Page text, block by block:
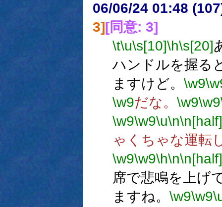
06/06/24 01:48
3][同意: 3]
\t\u\s[10]\h\s[20]
ハンドルを握る
ますけど。 \w9
\w9だな。 \w9\w9
\w9\w9\u\n\n[half]
ゃくちゃな運転
\w9\w9\h\n\n[half]
席で悲鳴を上げ
ますね。 \w9\w9